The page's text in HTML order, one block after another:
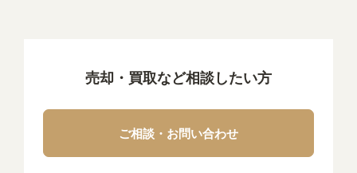
売却・買取など相談したい方
ご相談・お問い合わせ